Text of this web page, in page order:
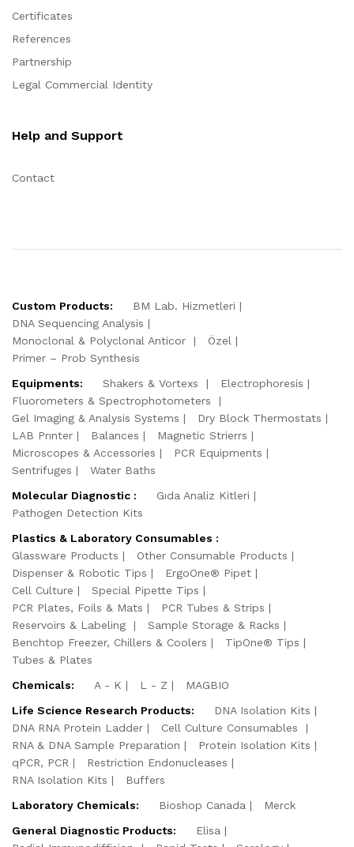
Certificates
References
Partnership
Legal Commercial Identity
Help and Support
Contact
Custom Products:
BM Lab. Hizmetleri
DNA Sequencing Analysis
Monoclonal & Polyclonal Anticor
Özel
Primer – Prob Synthesis
Equipments:
Shakers & Vortexs
Electrophoresis
Fluorometers & Spectrophotometers
Gel Imaging & Analysis Systems
Dry Block Thermostats
LAB Prınter
Balances
Magnetic Strierrs
Microscopes & Accessories
PCR Equipments
Sentrifuges
Water Baths
Molecular Diagnostic :
Gıda Analiz Kitleri
Pathogen Detection Kits
Plastics & Laboratory Consumables :
Glassware Products
Other Consumable Products
Dispenser & Robotic Tips
ErgoOne® Pipet
Cell Culture
Special Pipette Tips
PCR Plates, Foils & Mats
PCR Tubes & Strips
Reservoirs & Labeling
Sample Storage & Racks
Benchtop Freezer, Chillers & Coolers
TipOne® Tips
Tubes & Plates
Chemicals:
A - K L - Z
MAGBIO
Life Science Research Products:
DNA Isolation Kits
DNA RNA Protein Ladder
Cell Culture Consumables
RNA & DNA Sample Preparation
Protein Isolation Kits
qPCR, PCR
Restriction Endonucleases
RNA Isolation Kits
Buffers
Laboratory Chemicals:
Bioshop Canada
Merck
General Diagnostic Products:
Elisa